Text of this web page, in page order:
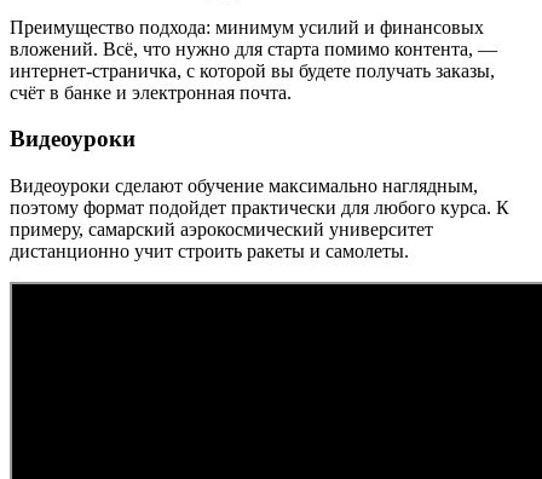
Преимущество подхода: минимум усилий и финансовых
вложений. Всё, что нужно для старта помимо контента, —
интернет-страничка, с которой вы будете получать заказы,
счёт в банке и электронная почта.
Видеоуроки
Видеоуроки сделают обучение максимально наглядным,
поэтому формат подойдет практически для любого курса. К
примеру, самарский аэрокосмический университет
дистанционно учит строить ракеты и самолеты.​​